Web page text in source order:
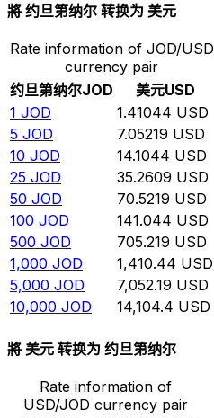
將 约旦第纳尔 转换为 美元
Rate information of JOD/USD
currency pair
约旦第纳尔JOD 美元USD
1 JOD 1.41044 USD
5 JOD 7.05219 USD
10 JOD 14.1044 USD
25 JOD 35.2609 USD
50 JOD 70.5219 USD
100 JOD 141.044 USD
500 JOD 705.219 USD
1,000 JOD 1,410.44 USD
5,000 JOD 7,052.19 USD
10,000 JOD 14,104.4 USD
將 美元 转换为 约旦第纳尔
Rate information of
USD/JOD currency pair